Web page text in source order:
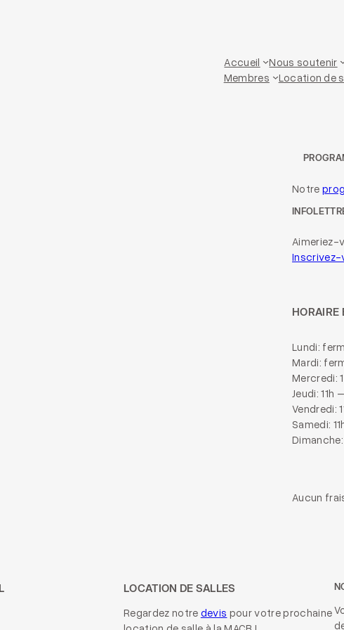
Accueil Nous soutenir
Membres
Location de
Notre
Aimeriez-
Inscrivez-
HORAIRE
Lundi:
Mardi:
Mercredi:
Jeudi: 11h
Vendredi:
Samedi:
Dimanche:
Aucun
LOCATION DE SALLES
Regardez notre devis pour votre prochaine